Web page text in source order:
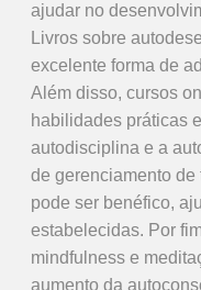
ajudar no
Livros sobre
excelente forma de
Além disso, cursos
habilidades práticas
autodisciplina e a
de gerenciamento
pode ser benéfico,
estabelecidas. Por
mindfulness e
aumento da